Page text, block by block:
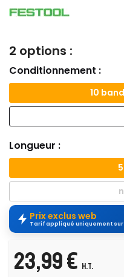
2 options :
Conditionnement :
10
Longueur :
Prix exclus web
Tarif appliqué uniquement
23,99 € H.T.